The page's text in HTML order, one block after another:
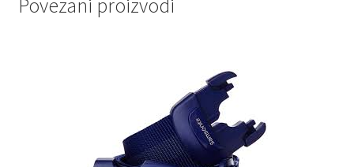
Povezani proizvodi